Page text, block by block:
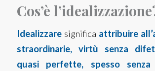
Cos’è
Idealizzaresignifica attribuire
straordinarie, virtù senza
quasi perfette, spesso